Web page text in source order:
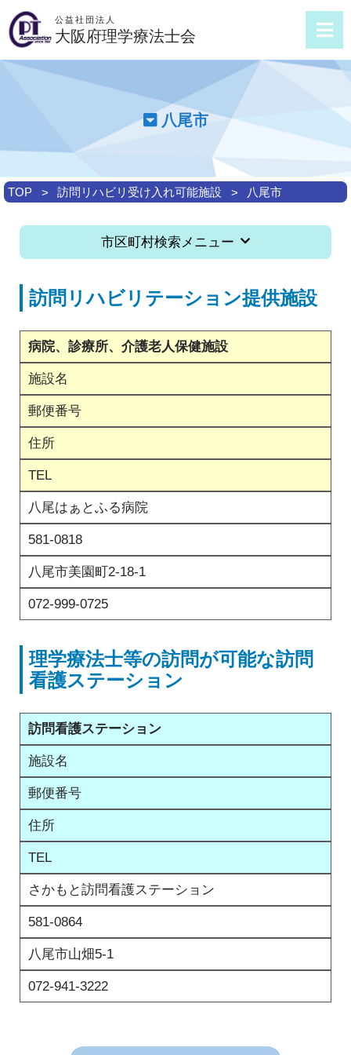
公益社団法人
大阪府理学療法士会
八尾市
TOP 訪問リハビリ受け入れ可能施設 八尾市
市区町村検索メニュー
訪問リハビリテーション提供施設
病院、診療所、介護老人保健施設
施設名
郵便番号
住所
TEL
八尾はぁとふる病院
581-0818
八尾市美園町2-18-1
072-999-0725
理学療法士等の訪問が可能な訪問
看護ステーション
訪問看護ステーション
施設名
郵便番号
住所
TEL
さかもと訪問看護ステーション
581-0864
八尾市山畑5-1
072-941-3222